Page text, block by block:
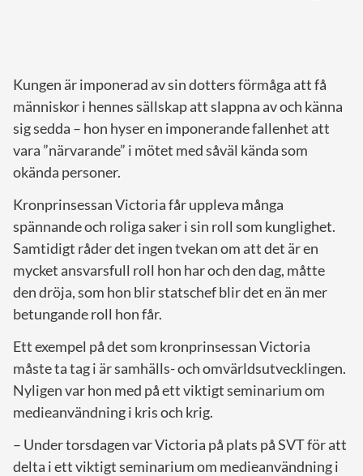
Kungen är imponerad av sin dotters förmåga att få
människor i hennes sällskap att slappna av och känna
sig sedda – hon hyser en imponerande fallenhet att
vara ”närvarande” i mötet med såväl kända som
okända personer.
Kronprinsessan Victoria får uppleva många
spännande och roliga saker i sin roll som kunglighet.
Samtidigt råder det ingen tvekan om att det är en
mycket ansvarsfull roll hon har och den dag, måtte
den dröja, som hon blir statschef blir det en än mer
betungande roll hon får.
Ett exempel på det som kronprinsessan Victoria
måste ta tag i är samhälls- och omvärldsutvecklingen.
Nyligen var hon med på ett viktigt seminarium om
medieanvändning i kris och krig.
– Under torsdagen var Victoria på plats på SVT för att
delta i ett viktigt seminarium om medieanvändning i